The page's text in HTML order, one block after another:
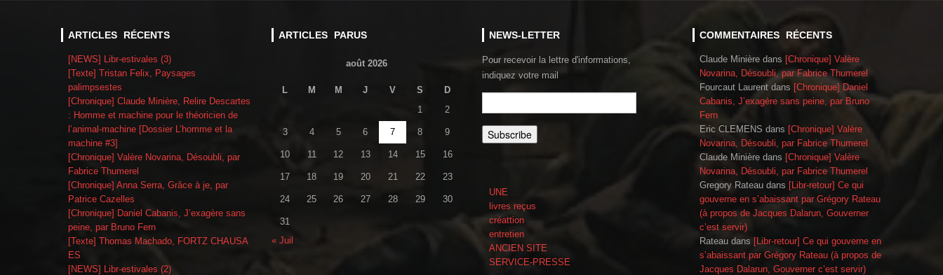
ARTICLES RÉCENTS
[NEWS] Libr-estivales (3)
[Texte] Tristan Felix, Paysages
palimpsestes
[Chronique] Claude Minière, Relire Descartes
: Homme et machine pour le théoricien de
l’animal-machine [Dossier L’homme et la
machine #3]
[Chronique] Valère Novarina, Désoubli, par
Fabrice Thumerel
[Chronique] Anna Serra, Grâce à je, par
Patrice Cazelles
[Chronique] Daniel Cabanis, J’exagère sans
peine, par Bruno Fern
[Texte] Thomas Machado, FORTZ CHAUSA
ES
[NEWS] Libr-estivales (2)
ARTICLES PARUS
août 2026
L M M J V S
D
1
2
3 4 5 6 7 8 9
10 11 12 13 14 15 16
17 18 19 20 21 22 23
24 25 26 27 28 29 30
31
« Juil
NEWS-LETTER
Pour recevoir la lettre d'informations,
indiquez votre mail
UNE
livres reçus
créattion
entretien
ANCIEN SITE
SERVICE-PRESSE
COMMENTAIRES RÉCENTS
Claude Minière dans [Chronique] Valère
Novarina, Désoubli, par Fabrice Thumerel
Fourcaut Laurent dans [Chronique] Daniel
Cabanis, J’exagère sans peine, par Bruno
Fern
Eric CLEMENS dans [Chronique] Valère
Novarina, Désoubli, par Fabrice Thumerel
Claude Minière dans [Chronique] Valère
Novarina, Désoubli, par Fabrice Thumerel
Gregory Rateau dans [Libr-retour] Ce qui
gouverne en s’abaissant par Grégory Rateau
(à propos de Jacques Dalarun, Gouverner
c’est servir)
Rateau dans [Libr-retour] Ce qui gouverne en
s’abaissant par Grégory Rateau (à propos de
Jacques Dalarun, Gouverner c’est servir)